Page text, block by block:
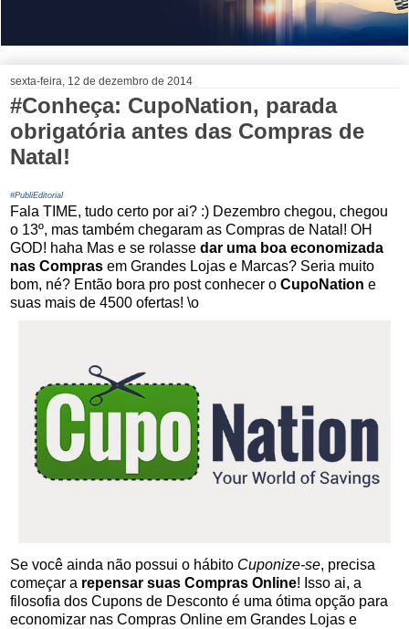
sexta-feira, 12 de dezembro de 2014
#Conheça: CupoNation, parada
obrigatória antes das Compras de
Natal!
#PubliEditorial
Fala TIME, tudo certo por ai? :) Dezembro chegou, chegou
o 13º, mas também chegaram as Compras de Natal! OH
GOD! haha Mas e se rolasse dar uma boa economizada
nas Compras em Grandes Lojas e Marcas? Seria muito
bom, né? Então bora pro post conhecer o CupoNation e
suas mais de 4500 ofertas! \o
Se você ainda não possui o hábito Cuponize-se, precisa
começar a repensar suas Compras Online! Isso ai, a
filosofia dos Cupons de Desconto é uma ótima opção para
economizar nas Compras Online em Grandes Lojas e